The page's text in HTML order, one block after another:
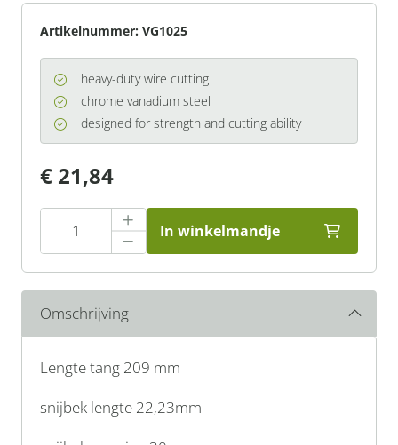
Omschrijving
Lengte tang 209 mm
snijbek lengte 22,23mm
Artikelnummer: VG1025
heavy-duty wire cutting
chrome vanadium steel
designed for strength and cutting ability
€ 21,84
In winkelmandje